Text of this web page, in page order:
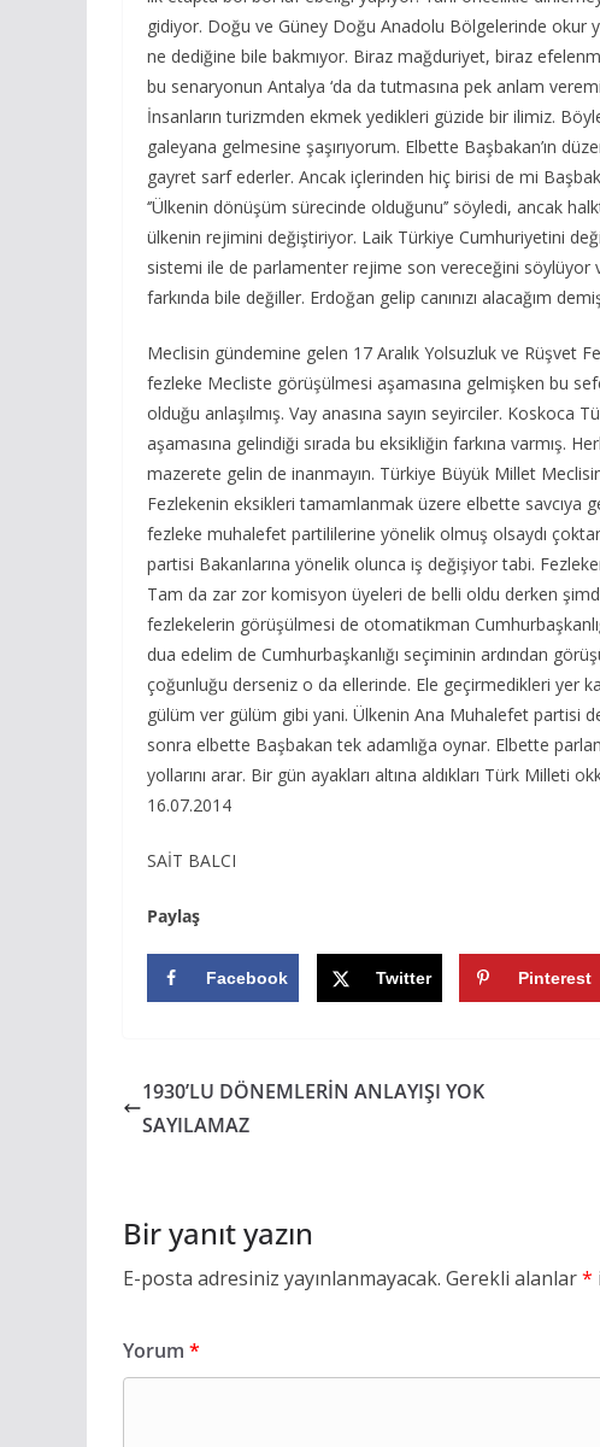
gidiyor. Doğu ve Güney Doğu Anadolu Bölgelerinde okur
ne dediğine bile bakmıyor. Biraz mağduriyet, biraz
bu senaryonun Antalya ‘da da tutmasına pek anlam
İnsanların turizmden ekmek yedikleri güzide bir ilimiz.
galeyana gelmesine şaşırıyorum. Elbette Başbakan’ın
gayret sarf ederler. Ancak içlerinden hiç birisi de mi
‘’Ülkenin dönüşüm sürecinde olduğunu’’ söyledi, ancak
ülkenin rejimini değiştiriyor. Laik Türkiye Cumhuriyetini
sistemi ile de parlamenter rejime son vereceğini söylüyor ve
farkında bile değiller. Erdoğan gelip canınızı alacağım
Meclisin gündemine gelen 17 Aralık Yolsuzluk ve Rüşvet
fezleke Mecliste görüşülmesi aşamasına gelmişken bu
olduğu anlaşılmış. Vay anasına sayın seyirciler.
aşamasına gelindiği sırada bu eksikliğin farkına varmış.
mazerete gelin de inanmayın. Türkiye Büyük Millet
Fezlekenin eksikleri tamamlanmak üzere elbette savcıya
fezleke muhalefet partililerine yönelik olmuş olsaydı
partisi Bakanlarına yönelik olunca iş değişiyor tabi.
Tam da zar zor komisyon üyeleri de belli oldu derken
fezlekelerin görüşülmesi de otomatikman
dua edelim de Cumhurbaşkanlığı seçiminin ardından
çoğunluğu derseniz o da ellerinde. Ele geçirmedikleri yer
gülüm ver gülüm gibi yani. Ülkenin Ana Muhalefet partisi
sonra elbette Başbakan tek adamlığa oynar. Elbette
yollarını arar. Bir gün ayakları altına aldıkları Türk Milleti
16.07.2014
SAİT BALCI
Paylaş
Facebook Twitter Pinterest
1930’LU DÖNEMLERİN ANLAYIŞI YOK
SAYILAMAZ
Bir yanıt yazın
E-posta adresiniz yayınlanmayacak. Gerekli alanlar*
Yorum *